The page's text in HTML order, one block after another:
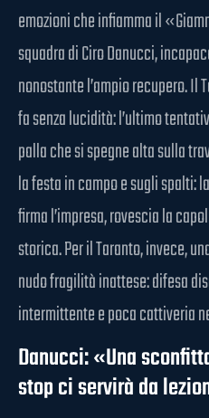
emozioni che infiamma il
squadra di Ciro Danucci,
nonostante l’ampio recupero. Il
fa senza lucidità: l’ultimo
palla che si spegne alta sulla
la festa in campo e sugli spalti:
firma l’impresa, rovescia la
storica. Per il Taranto, invece,
nudo fragilità inattese: difesa
intermittente e poca cattiveria
Danucci: «Una
stop ci servirà da